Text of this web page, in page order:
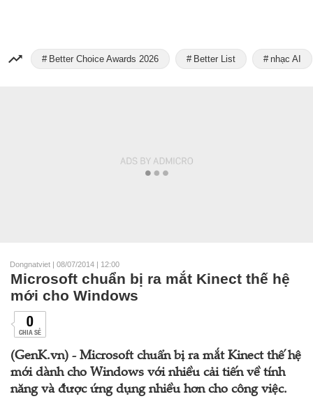
Better Choice Awards 2026 Better List nhạc AI
Dongnatviet | 08/07/2014 | 12:00
Microsoft chuẩn bị ra mắt Kinect thế hệ
mới cho Windows
0
CHIA SẺ
(GenK.vn) - Microsoft chuẩn bị ra mắt Kinect thế hệ
mới dành cho Windows với nhiều cải tiến về tính
năng và được ứng dụng nhiều hơn cho công việc.